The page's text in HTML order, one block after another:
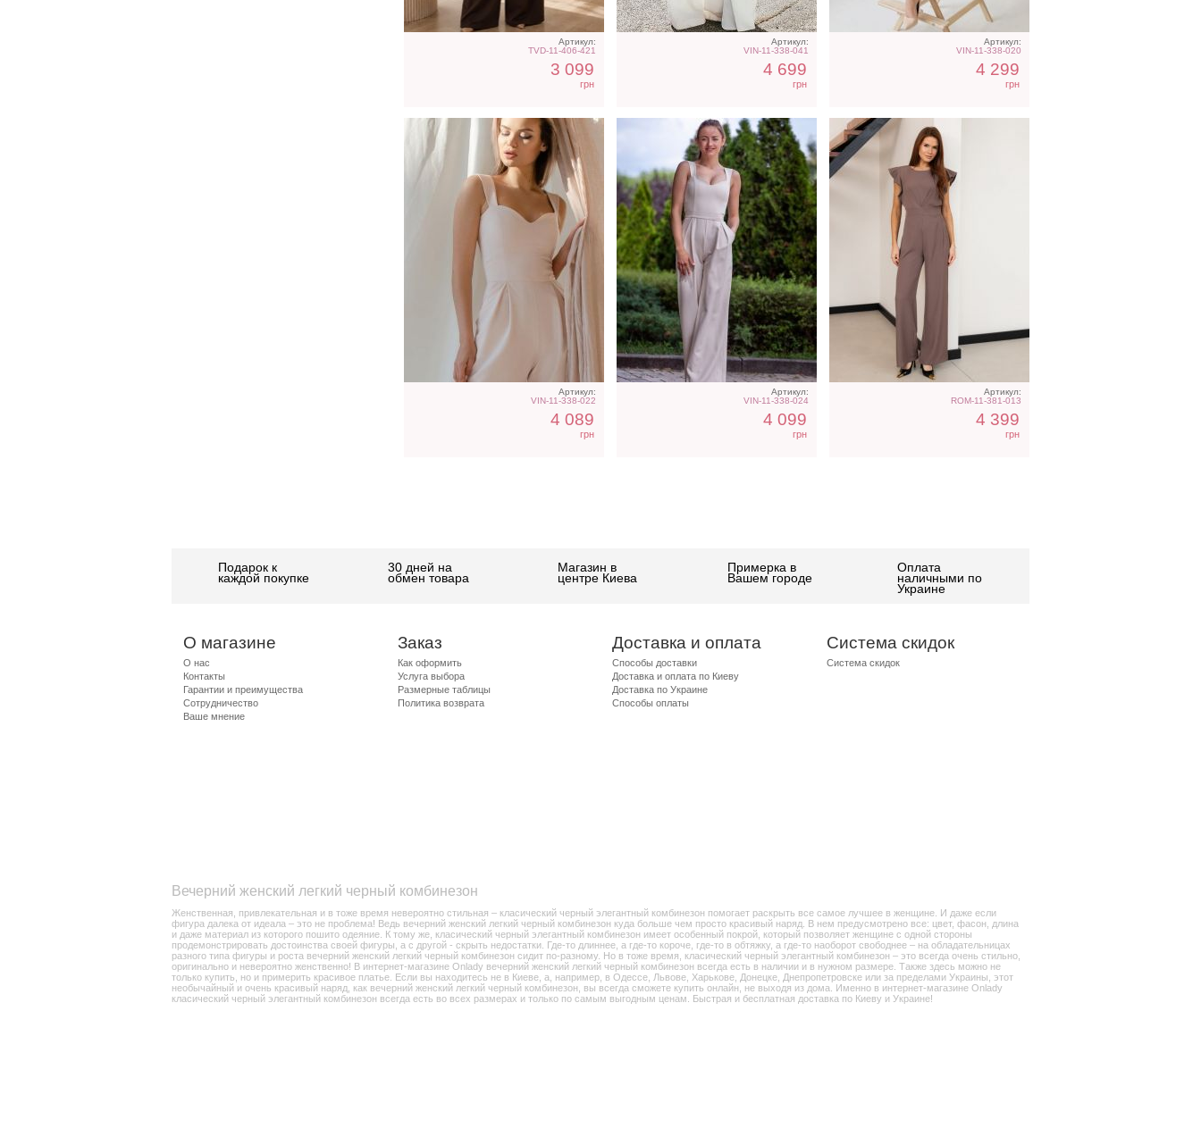
Вечерний женский легкий черный комбинезон
Женственная, привлекательная и в тоже время невероятно стильная – класический черный элегантный комбинезон помогает раскрыть все самое лучшее в женщине. И даже если
фигура далека от идеала – это не проблема! Ведь вечерний женский легкий черный комбинезон куда больше чем просто красивый наряд. В нем предусмотрено все: цвет, фасон, длина
и даже материал из которого пошито одеяние. К тому же, класический черный элегантный комбинезон имеет особенный покрой, который позволяет женщине с одной стороны
продемонстрировать достоинства своей фигуры, а с другой - скрыть недостатки. Где-то длиннее, а где-то короче, где-то в обтяжку, а где-то наоборот свободнее – на обладательницах
разного типа фигуры и роста вечерний женский легкий черный комбинезон сидит по-разному. Но в тоже время, класический черный элегантный комбинезон – это всегда очень стильно,
оригинально и невероятно женственно! В интернет-магазине Onlady вечерний женский легкий черный комбинезон всегда есть в наличии и в нужном размере. Также здесь можно не
только купить, но и примерить красивое платье. Если вы находитесь не в Киеве, а, например, в Одессе, Львове, Харькове, Донецке, Днепропетровске или за пределами Украины, этот
необычайный и очень красивый наряд, как вечерний женский легкий черный комбинезон, вы всегда сможете купить онлайн, не выходя из дома. Именно в интернет-магазине Onlady
класический черный элегантный комбинезон всегда есть во всех размерах и только по самым выгодным ценам. Быстрая и бесплатная доставка по Киеву и Украине!
Артикул:
TVD-11-406-421
3 099
грн
Артикул:
VIN-11-338-041
4 699
грн
Артикул:
VIN-11-338-020
4 299
грн
Артикул:
VIN-11-338-022
4 089
грн
Артикул:
VIN-11-338-024
4 099
грн
Артикул:
ROM-11-381-013
4 399
грн
Подарок к
каждой покупке
30 дней на
обмен товара
Магазин в
центре Киева
Примерка в
Вашем городе
Оплата
наличными по
Украине
О магазине
О нас
Контакты
Гарантии и преимущества
Сотрудничество
Ваше мнение
Заказ
Как оформить
Услуга выбора
Размерные таблицы
Политика возврата
Доставка и оплата
Способы доставки
Доставка и оплата по Киеву
Доставка по Украине
Способы оплаты
Система скидок
Система скидок